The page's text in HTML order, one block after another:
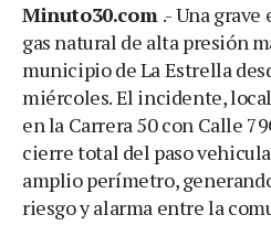
Minuto30.com .- Una
gas natural de alta presión
municipio de La Estrella
miércoles. El incidente,
en la Carrera 50 con Calle
cierre total del paso
amplio perímetro,
riesgo y alarma entre la